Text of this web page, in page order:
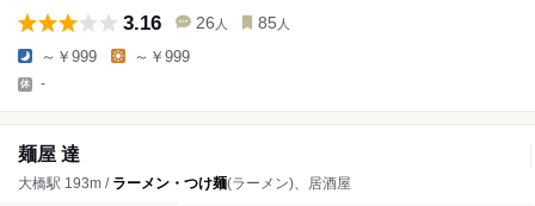
3.16 26 人 85 人
～￥999 ～￥999
-
麺屋 達
大橋駅 193m / ラーメン・つけ麺(ラーメン)、居酒屋